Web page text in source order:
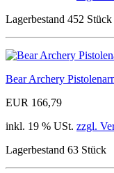
Lagerbestand 452 Stück
Bear Archery
EUR 166,79
inkl. 19 % USt. zzgl.
Lagerbestand 63 Stück